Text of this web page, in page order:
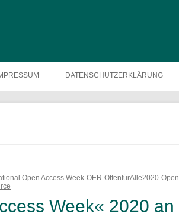
DATENSCHUTZERKLÄRUNG
Open Access Week OER OffenfürAlle2020 Open
Week« 2020 an